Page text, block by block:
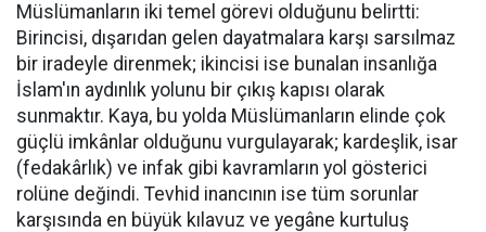
Müslümanların iki temel görevi olduğunu belirtti:
Birincisi, dışarıdan gelen dayatmalara karşı sarsılmaz
bir iradeyle direnmek; ikincisi ise bunalan insanlığa
İslam'ın aydınlık yolunu bir çıkış kapısı olarak
sunmaktır. Kaya, bu yolda Müslümanların elinde çok
güçlü imkânlar olduğunu vurgulayarak; kardeşlik, isar
(fedakârlık) ve infak gibi kavramların yol gösterici
rolüne değindi. Tevhid inancının ise tüm sorunlar
karşısında en büyük kılavuz ve yegâne kurtuluş